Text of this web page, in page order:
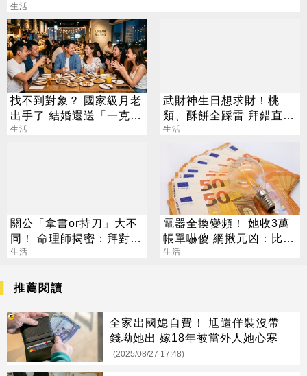
生活
找不到對象？ 國家級月老
出手了 結婚還送「一克拉
鑽戒」
生活
武財神生日想求財！桃
類、酥餅全踩雷 拜錯直接
「輸」掉
生活
關公「拿書or持刀」大不
同！ 命理師揭密：拜對大
加分、拜錯恐虧本
生活
電器全換變頻！ 她收3萬
帳單嚇傻 網揪元凶：比冷
氣更耗電
生活
推薦閱讀
全家出國媳自費！ 尪還佯裝沒帶
錢坳她出 嫁18年被當外人她心寒
(2025/08/27 17:48)